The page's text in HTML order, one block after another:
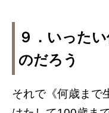
９．いった
のだろう
それで《何歳まで